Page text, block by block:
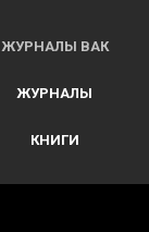
ЖУРНАЛЫ ВАК
ЖУРНАЛЫ
КНИГИ